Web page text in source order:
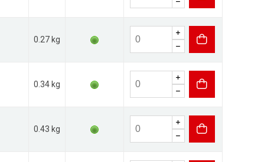
0.27 kg
0.34 kg
0.43 kg